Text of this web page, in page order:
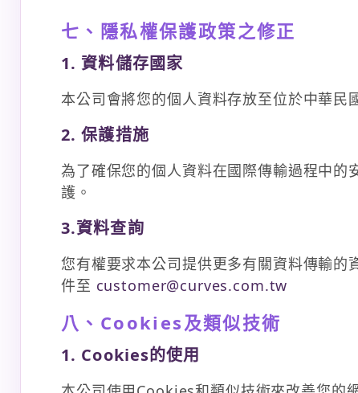
七、隱私權保護政策之修正
1. 資料儲存國家
本公司會將您的個人資料存放至位於中華民
2. 保護措施
為了確保您的個人資料在國際傳輸過程中
護。
3.資料查詢
您有權要求本公司提供更多有關資料傳輸
件至 customer@curves.com.tw
八、Cookies及類似技術
1. Cookies的使用